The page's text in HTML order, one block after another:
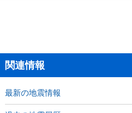
関連情報
最新の地震情報